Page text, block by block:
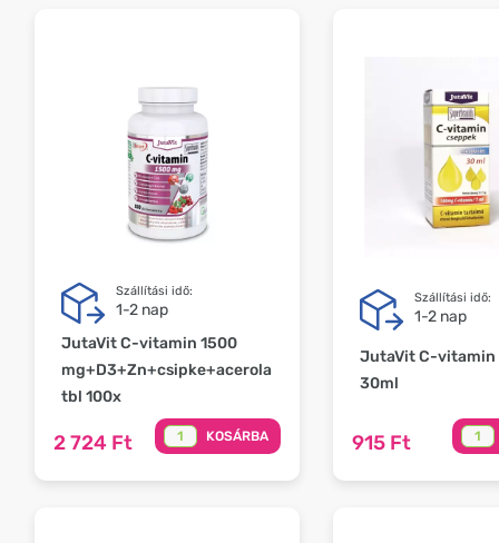
Szállítási idő:
1-2 nap
JutaVit C-vitamin 1500
mg+D3+Zn+csipke+acerola
tbl 100x
2 724 Ft KOSÁRBA
Szállítási idő:
1-2 nap
JutaVit C-vitamin
30ml
915 Ft